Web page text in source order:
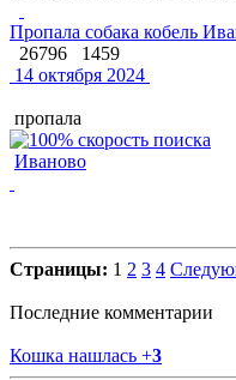
Пропала собака кобель
26796
1459
14 октября 2024
пропала
Иваново
Страницы: 1 2 3 4
Последние комментарии
Кошка нашлась +3